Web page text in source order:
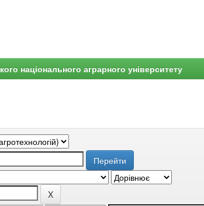
національного аграрного університету